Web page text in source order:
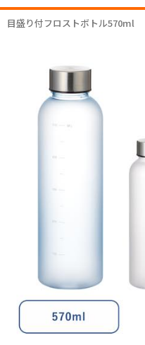
目盛り付フロストボトル570ml